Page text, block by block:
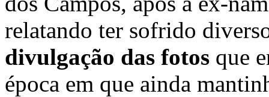
relatando ter sofrido
divulgação das fotos que
época em que ainda